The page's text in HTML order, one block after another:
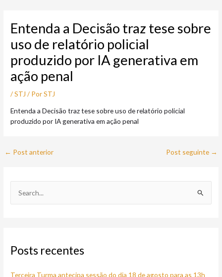
conteúdo
Entenda a Decisão traz tese sobre
uso de relatório policial
produzido por IA generativa em
ação penal
/STJ / PorSTJ
Entenda a Decisão traz tese sobre uso de relatório policial
produzido por IA generativa em ação penal
← Post anterior Post seguinte →
u
s
Posts recentes
Terceira Turma antecipa sessão do dia 18 de agosto para as 13h